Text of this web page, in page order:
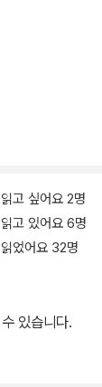
혁한 지지를
BLACK, 혈
받았다.
읽고 싶어요 2명
읽고 있어요 6명
읽었어요 32명
있습니다.